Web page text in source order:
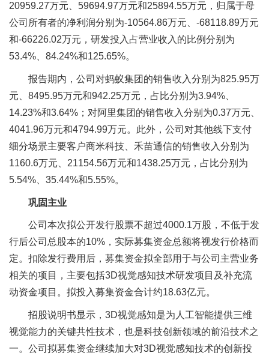
20959.27万元、59694.97万元和25894.55万元，归属于母
公司所有者的净利润分别为-10564.86万元、-68118.89万元
和-66226.02万元，研发投入占营业收入的比例分别为
53.4%、84.24%和125.65%。
报告期内，公司对蚂蚁集团的销售收入分别为825.95万
元、8495.95万元和942.25万元，占比分别为3.94%、
14.23%和3.64%；对阿里集团的销售收入分别为0.37万元、
4041.96万元和4794.99万元。此外，公司对其他线下支付
细分场景主要客户商米科技、禾苗通信的销售收入分别为
1160.6万元、21154.56万元和1438.25万元，占比分别为
5.54%、35.44%和5.55%。
巩固主业
公司本次拟公开发行股票不超过4000.1万股，不低于发
行后公司总股本的10%，实际募集资金总额将视发行价格而
定。扣除发行费用后，募集资金拟全部用于与公司主营业务
相关的项目，主要包括3D视觉感知技术研发项目及补充流
动资金项目。拟投入募集资金合计约18.63亿元。
招股说明书显示，3D视觉感知是为人工智能提供三维
视觉能力的关键共性技术，也是科技创新领域的前沿技术之
一。公司拟募集资金继续加大对3D视觉感知技术的创新投